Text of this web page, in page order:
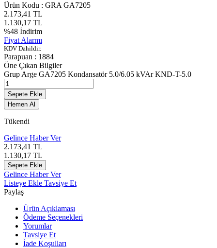
Ürün Kodu : GRA GA7205
2.173,41 TL
1.130,17 TL
%48 İndirim
Fiyat Alarmı
KDV Dahildir.
Parapuan : 1884
Öne Çıkan Bilgiler
Grup Arge GA7205 Kondansatör 5.0/6.05 kVAr KND-T-5.0
Sepete Ekle
Hemen Al
Tükendi
Gelince Haber Ver
2.173,41 TL
1.130,17 TL
Sepete Ekle
Gelince Haber Ver
Listeye Ekle Tavsiye Et
Paylaş
Ürün Açıklaması
Ödeme Seçenekleri
Yorumlar
Tavsiye Et
İade Koşulları